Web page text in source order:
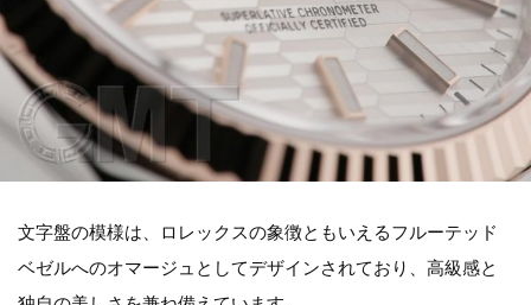
文字盤の模様は、ロレックスの象徴ともいえるフルーテッド
ベゼルへのオマージュとしてデザインされており、高級感と